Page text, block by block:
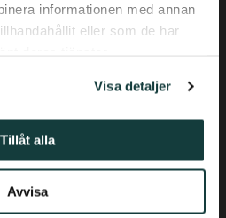
informationen med annan
eller som de har
Visa detaljer
Tillåt alla
Avvisa